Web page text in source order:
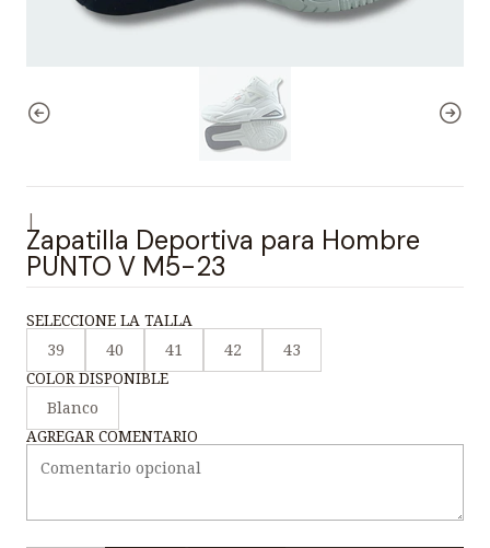
Zapatilla Deportiva para Hombre
PUNTO V M5-23
SELECCIONE LA TALLA
39
40 41 42
43
COLOR DISPONIBLE
Blanco
AGREGAR COMENTARIO